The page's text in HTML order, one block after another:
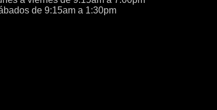
de 9:15am a 1:30pm